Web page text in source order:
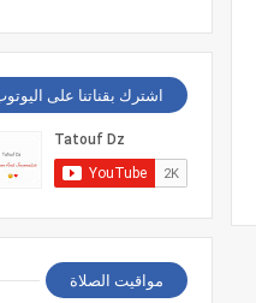
اشترك بقناتنا على
مواقيت الصلاة